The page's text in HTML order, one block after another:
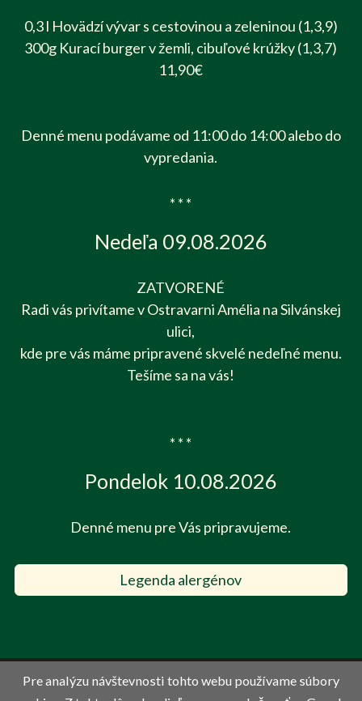
Pre analýzu návštevnosti tohto webu používame súbory
0,3 l Hovädzí vývar s cestovinou a zeleninou (1,3,9)
300g Kurací burger v žemli, cibuľové krúžky (1,3,7)
11,90€
Denné menu podávame od 11:00 do 14:00 alebo do
vypredania.
* * *
Nedeľa 09.08.2026
ZATVORENÉ
Radi vás privítame v Ostravarni Amélia na Silvánskej
ulici,
kde pre vás máme pripravené skvelé nedeľné menu.
Tešíme sa na vás!
* * *
Pondelok 10.08.2026
Denné menu pre Vás pripravujeme.
Legenda alergénov
ÚVOD
NÁPOJE